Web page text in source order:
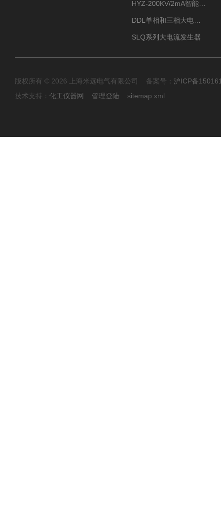
SLQ系列大电流发生器
版权所有 © 2026 上海米远电气有限公司 备案号： 沪ICP备
技术支持： 化工仪器网 管理登陆 sitemap.xml